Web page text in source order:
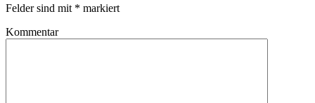
Felder sind mit * markiert
Kommentar